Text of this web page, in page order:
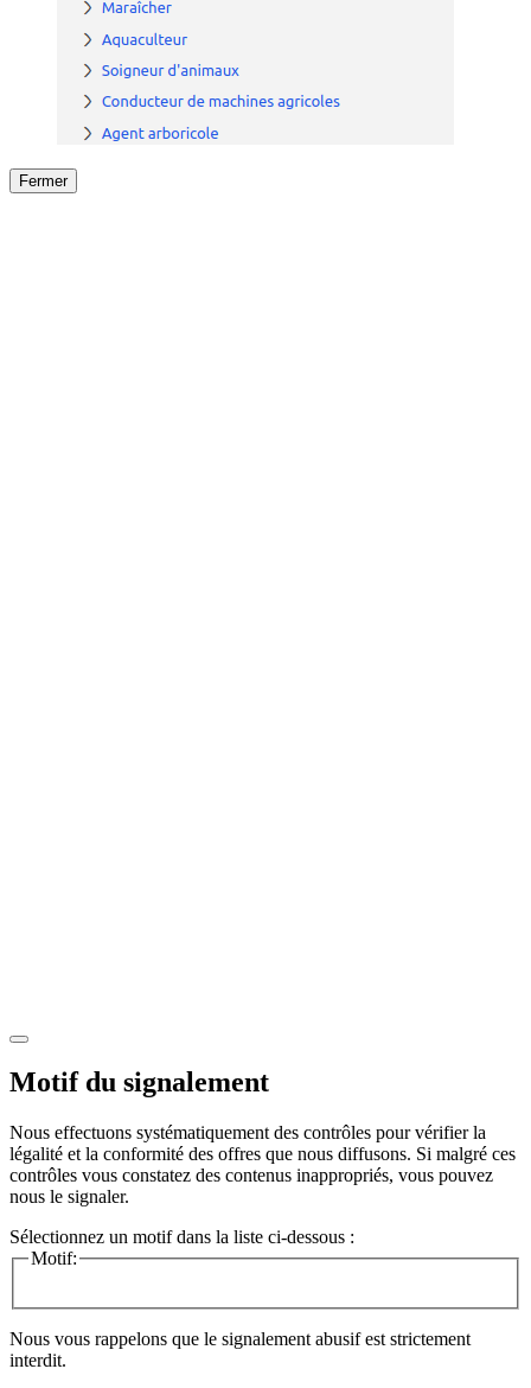
Fermer
Motif du signalement
Nous effectuons systématiquement des contrôles pour vérifier la
légalité et la conformité des offres que nous diffusons. Si malgré ces
contrôles vous constatez des contenus inappropriés, vous pouvez
nous le signaler.
Sélectionnez un motif dans la liste ci-dessous :
Motif:
Nous vous rappelons que le signalement abusif est strictement
interdit.